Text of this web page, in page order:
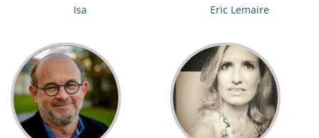
Isa Eric Lemaire